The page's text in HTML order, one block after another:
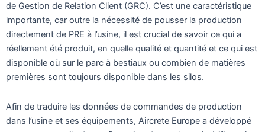
de Gestion de Relation Client (GRC). C’est une caractéristique
importante, car outre la nécessité de pousser la production
directement de PRE à l’usine, il est crucial de savoir ce qui a
réellement été produit, en quelle qualité et quantité et ce qui est
disponible où sur le parc à bestiaux ou combien de matières
premières sont toujours disponible dans les silos.
Afin de traduire les données de commandes de production
dans l’usine et ses équipements, Aircrete Europe a développé